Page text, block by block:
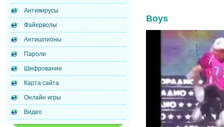
Антивирусы
Файерволы
Антишпионы
Пароли
Шифрование
Карта сайта
Онлайн игры
Видео
Boys